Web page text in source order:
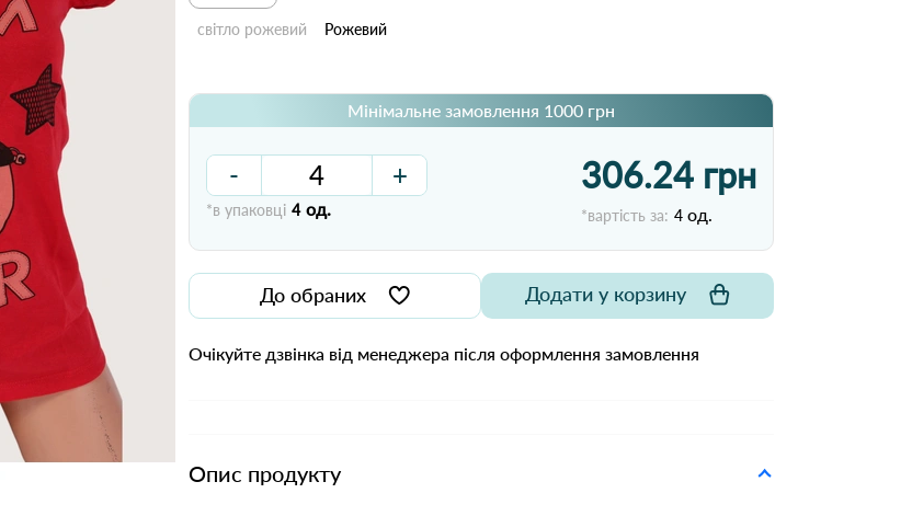
світло рожевий Рожевий
Мінімальне замовлення 1000 грн
- +
*в упаковці 4 од.
306.24 грн
*вартість за: 4 од.
До обраних Додати у корзину
Очікуйте дзвінка від менеджера після оформлення замовлення
Опис продукту